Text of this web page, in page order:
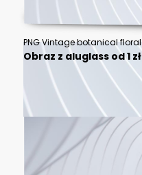
Obraz z aluglass od 1 zł